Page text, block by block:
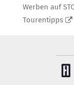
Werben auf
Tourentipps